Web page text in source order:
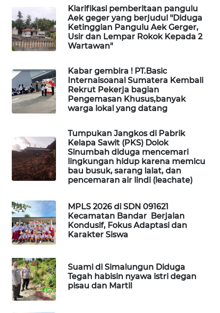
Klarifikasi pemberitaan pangulu
Aek geger yang berjudul "Diduga
Ketinggian Pangulu Aek Gerger,
Usir dan Lempar Rokok Kepada 2
Wartawan"
Kabar gembira ! PT.Basic
Internaisoanal Sumatera Kembali
Rekrut Pekerja bagian
Pengemasan Khusus,banyak
warga lokal yang datang
Tumpukan Jangkos di Pabrik
Kelapa Sawit (PKS) Dolok
Sinumbah diduga mencemari
lingkungan hidup karena memicu
bau busuk, sarang lalat, dan
pencemaran air lindi (leachate)
MPLS 2026 di SDN 091621
Kecamatan Bandar Berjalan
Kondusif, Fokus Adaptasi dan
Karakter Siswa
Suami di Simalungun Diduga
Tegah habisin nyawa istri degan
pisau dan Martil
PORTAL
KONSUMEN
ALPERKLINAS
FORJASIDA
NEWS
SITUNGIR
NEWS
SIDIKALANG
NEWS
SIBARAGAS
METRO
SIANTAR
NEWS